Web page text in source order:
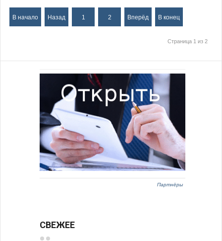
В начало Назад 1 2 Вперёд В конец
Страница 1 из 2
Партнёры
СВЕЖЕЕ